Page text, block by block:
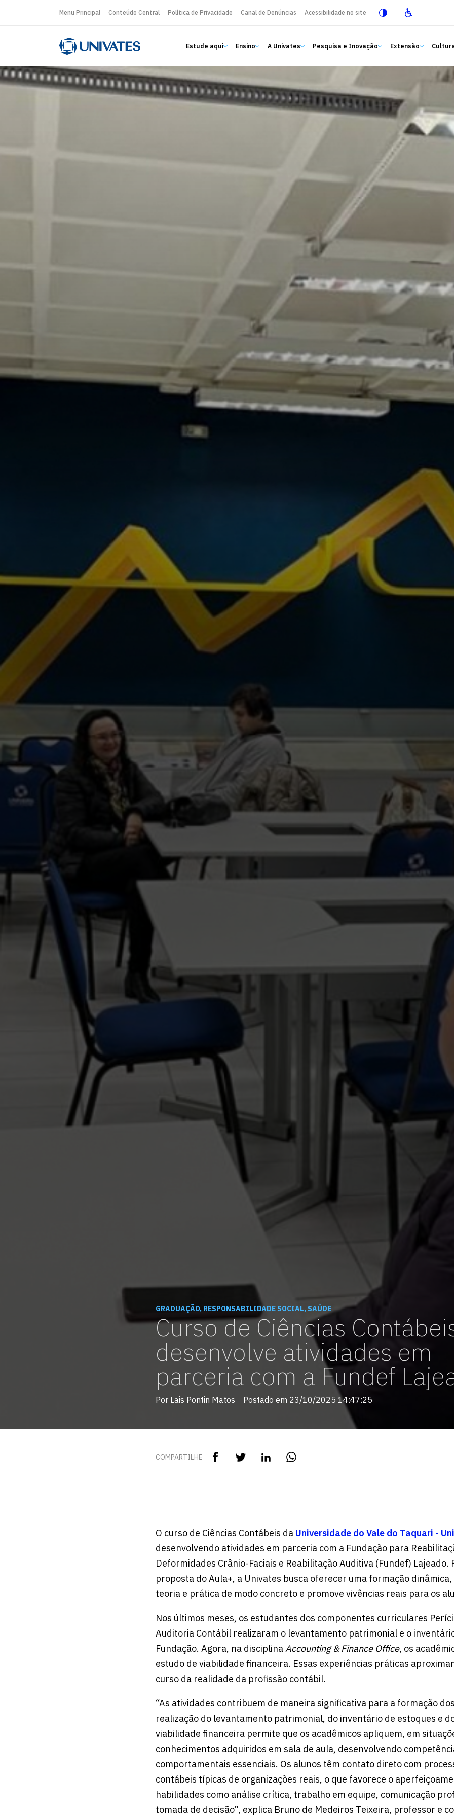
Menu Principal Conteúdo Central Política de Privacidade Canal de Denúncias Acessibilidade no site
Estude aqui Ensino A Univates Pesquisa e Inovação Extensão
GRADUAÇÃO, RESPONSABILIDADE SOCIAL, SAÚDE
Curso de Ciências
desenvolve atividades em
parceria com a Fundef
Por Lais Pontin Matos Postado em 23/10/2025 14:47:25
COMPARTILHE
O curso de Ciências Contábeis da Universidade do Vale do Taquari -
desenvolvendo atividades em parceria com a Fundação para
Deformidades Crânio-Faciais e Reabilitação Auditiva (Fundef) Lajeado.
proposta do Aula+, a Univates busca oferecer uma formação
teoria e prática de modo concreto e promove vivências reais para os
Nos últimos meses, os estudantes dos componentes curriculares
Auditoria Contábil realizaram o levantamento patrimonial e o
Fundação. Agora, na disciplinaAccounting & Finance Office, os
estudo de viabilidade financeira. Essas experiências práticas
curso da realidade da profissão contábil.
“As atividades contribuem de maneira significativa para a formação
realização do levantamento patrimonial, do inventário de estoques e
viabilidade financeira permite que os acadêmicos apliquem, em
conhecimentos adquiridos em sala de aula, desenvolvendo
comportamentais essenciais. Os alunos têm contato direto com
contábeis típicas de organizações reais, o que favorece o
habilidades como análise crítica, trabalho em equipe, comunicação
tomada de decisão”, explica Bruno de Medeiros Teixeira, professor e
Escolha a vaga que você
quer concorrer:
vagas para início de curso